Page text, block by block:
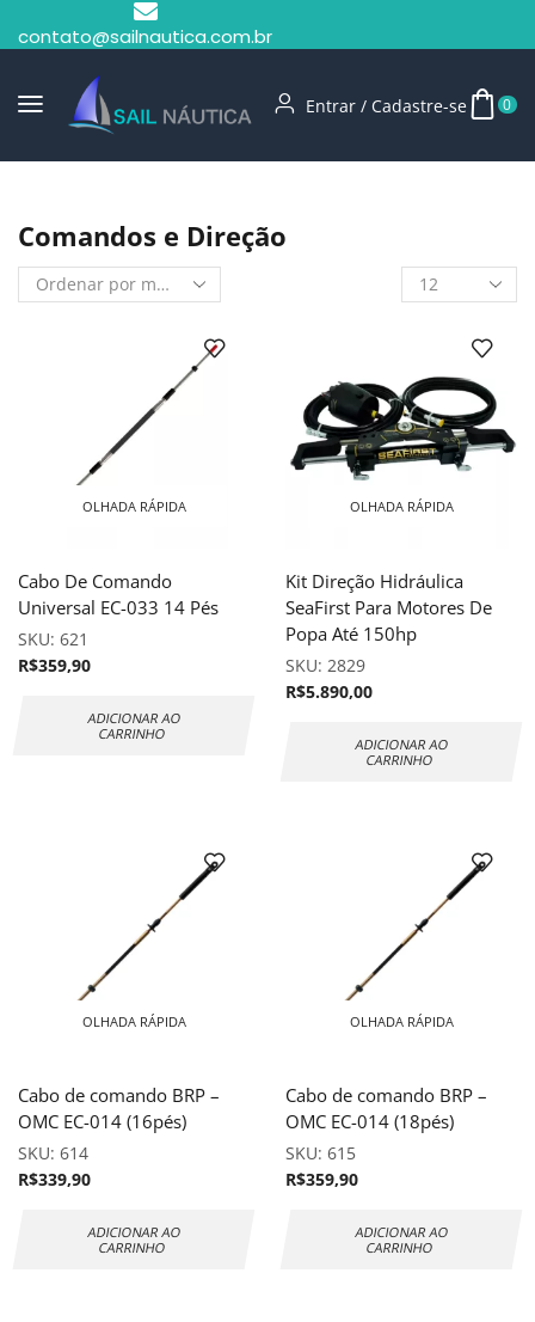
contato@sailnautica.com.br
Entrar / Cadastre-se 0
Comandos e Direção
OLHADA RÁPIDA
Cabo De Comando
Universal EC-033 14 Pés
SKU: 621
R$359,90
ADICIONAR AO
CARRINHO
OLHADA RÁPIDA
Kit Direção Hidráulica
SeaFirst Para Motores De
Popa Até 150hp
SKU: 2829
R$5.890,00
ADICIONAR AO
CARRINHO
OLHADA RÁPIDA
Cabo de comando BRP –
OMC EC-014 (16pés)
SKU: 614
R$339,90
ADICIONAR AO
CARRINHO
OLHADA RÁPIDA
Cabo de comando BRP –
OMC EC-014 (18pés)
SKU: 615
R$359,90
ADICIONAR AO
CARRINHO